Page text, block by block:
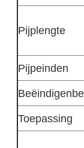
Pijplengte
Pijpeinden
Toepassing